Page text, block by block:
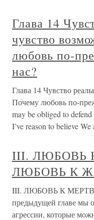
Глава 14
чувство
любовь по-
нас?
Глава 14 Чувство
Почему любовь по-
may be obliged to
I’ve reason to believe
III. ЛЮБОВЬ
ЛЮБОВЬ К
III. ЛЮБОВЬ К
предыдущей главе мы
агрессии, которые